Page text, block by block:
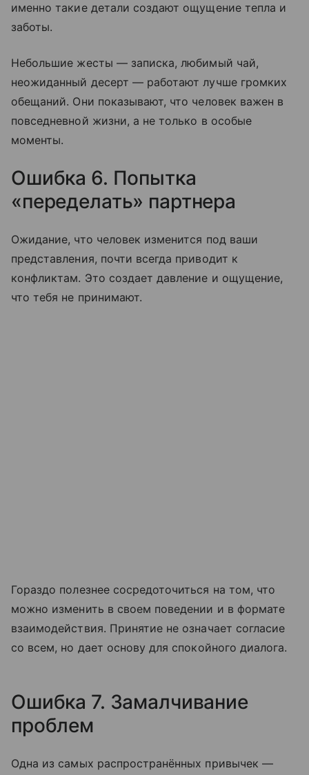
именно такие детали создают ощущение тепла и
заботы.
Небольшие жесты — записка, любимый чай,
неожиданный десерт — работают лучше громких
обещаний. Они показывают, что человек важен в
повседневной жизни, а не только в особые
моменты.
Ошибка 6. Попытка
«переделать» партнера
Ожидание, что человек изменится под ваши
представления, почти всегда приводит к
конфликтам. Это создает давление и ощущение,
что тебя не принимают.
Гораздо полезнее сосредоточиться на том, что
можно изменить в своем поведении и в формате
взаимодействия. Принятие не означает согласие
со всем, но дает основу для спокойного диалога.
Ошибка 7. Замалчивание
проблем
Одна из самых распространённых привычек —